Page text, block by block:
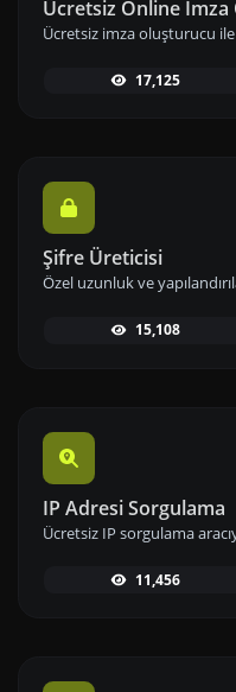
Ücretsiz Online
17,125
Şifre Üreticisi
15,108
IP Adresi Sorgulama
11,456